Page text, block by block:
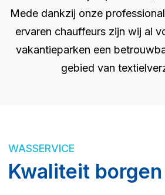
Mede dankzij onze
ervaren chauffeurs zijn wij al
vakantieparken een
gebied van
WASSERVICE
Kwaliteit borgen